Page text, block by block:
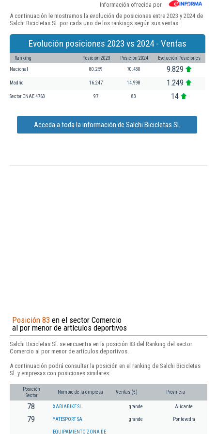
Información ofrecida por
A continuación le mostramos la evolución de posiciones entre 2023 y 2024 de
Salchi Bicicletas Sl. por cada uno de los rankings según sus ventas:
Evolución posiciones 2023 vs 2024 - Ventas
Ranking Posición 2023 Posición 2024 Evolución Posiciones
Nacional 80.259 70.430 9.829
Madrid 16.247 14.998 1.249
Sector CNAE 4763 97 83 14
Acceda a toda la información de Salchi Bicicletas Sl.
Posición 83 en el sector Comercio
al por menor de artículos deportivos
Salchi Bicicletas Sl. se encuentra en la posición 83 del Ranking del sector
Comercio al por menor de artículos deportivos.
A continuación podrá consultar la posición en el ranking de Salchi Bicicletas
Sl. y empresas con posiciones similares:
Posición
Sector
Nombre de la empresa Ventas (€) Provincia
78 XABIABIKE SL. grande Alicante
79 YATESPORT SA grande Pontevedra
EQUIPAMIENTO ZONA DE